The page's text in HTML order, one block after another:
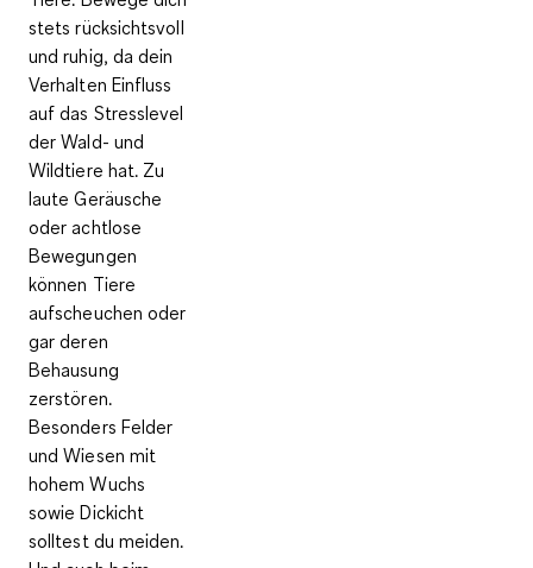
stetsrücksichtsvoll
und ruhig, da dein
Verhalten Einfluss
auf das Stresslevel
der Wald- und
Wildtiere hat. Zu
laute Geräusche
oder achtlose
Bewegungen
können Tiere
aufscheuchen oder
gar deren
Behausung
zerstören.
Besonders Felder
und Wiesen mit
hohem Wuchs
sowie Dickicht
solltest du meiden.